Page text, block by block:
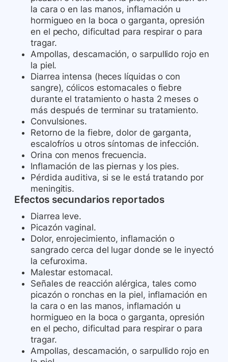
la cara o en las manos, inflamación u
hormigueo en la boca o garganta, opresión
en el pecho, dificultad para respirar o para
tragar.
Ampollas, descamación, o sarpullido rojo en
la piel.
Diarrea intensa (heces líquidas o con
sangre), cólicos estomacales o fiebre
durante el tratamiento o hasta 2 meses o
más después de terminar su tratamiento.
Convulsiones.
Retorno de la fiebre, dolor de garganta,
escalofríos u otros síntomas de infección.
Orina con menos frecuencia.
Inflamación de las piernas y los pies.
Pérdida auditiva, si se le está tratando por
meningitis.
Efectos secundarios reportados
Diarrea leve.
Picazón vaginal.
Dolor, enrojecimiento, inflamación o
sangrado cerca del lugar donde se le inyectó
la cefuroxima.
Malestar estomacal.
Señales de reacción alérgica, tales como
picazón o ronchas en la piel, inflamación en
la cara o en las manos, inflamación u
hormigueo en la boca o garganta, opresión
en el pecho, dificultad para respirar o para
tragar.
Ampollas, descamación, o sarpullido rojo en